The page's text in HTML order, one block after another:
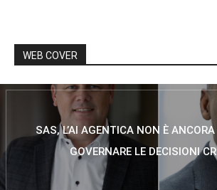
WEB COVER
SAS, L’AI AGENTICA NON È
GOVERNARE LE DECISIONI